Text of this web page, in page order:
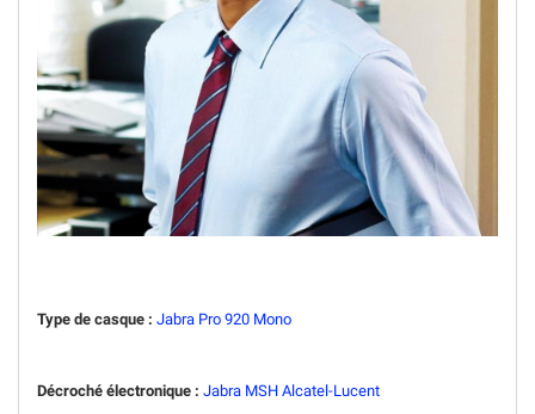
Type de casque : Jabra Pro 920 Mono
Décroché électronique : Jabra MSH Alcatel-Lucent